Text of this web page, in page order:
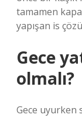
tamamen
yapışan is
Gece
olmalı?
Gece uyurken